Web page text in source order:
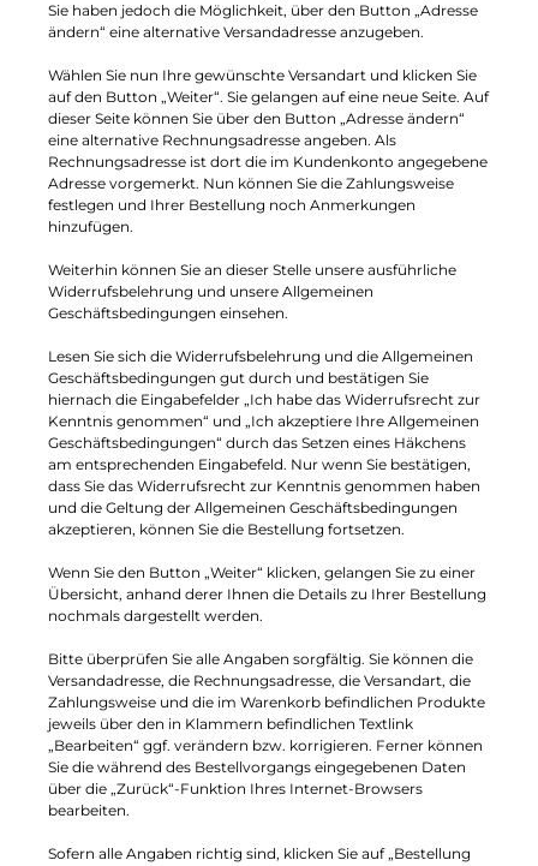
Sie haben jedoch die Möglichkeit, über den Button „Adresse
ändern“ eine alternative Versandadresse anzugeben.
Wählen Sie nun Ihre gewünschte Versandart und klicken Sie
auf den Button „Weiter“. Sie gelangen auf eine neue Seite. Auf
dieser Seite können Sie über den Button „Adresse ändern“
eine alternative Rechnungsadresse angeben. Als
Rechnungsadresse ist dort die im Kundenkonto angegebene
Adresse vorgemerkt. Nun können Sie die Zahlungsweise
festlegen und Ihrer Bestellung noch Anmerkungen
hinzufügen.
Weiterhin können Sie an dieser Stelle unsere ausführliche
Widerrufsbelehrung und unsere Allgemeinen
Geschäftsbedingungen einsehen.
Lesen Sie sich die Widerrufsbelehrung und die Allgemeinen
Geschäftsbedingungen gut durch und bestätigen Sie
hiernach die Eingabefelder „Ich habe das Widerrufsrecht zur
Kenntnis genommen“ und „Ich akzeptiere Ihre Allgemeinen
Geschäftsbedingungen“ durch das Setzen eines Häkchens
am entsprechenden Eingabefeld. Nur wenn Sie bestätigen,
dass Sie das Widerrufsrecht zur Kenntnis genommen haben
und die Geltung der Allgemeinen Geschäftsbedingungen
akzeptieren, können Sie die Bestellung fortsetzen.
Wenn Sie den Button „Weiter“ klicken, gelangen Sie zu einer
Übersicht, anhand derer Ihnen die Details zu Ihrer Bestellung
nochmals dargestellt werden.
Bitte überprüfen Sie alle Angaben sorgfältig. Sie können die
Versandadresse, die Rechnungsadresse, die Versandart, die
Zahlungsweise und die im Warenkorb befindlichen Produkte
jeweils über den in Klammern befindlichen Textlink
„Bearbeiten“ ggf. verändern bzw. korrigieren. Ferner können
Sie die während des Bestellvorgangs eingegebenen Daten
über die „Zurück“-Funktion Ihres Internet-Browsers
bearbeiten.
Sofern alle Angaben richtig sind, klicken Sie auf „Bestellung